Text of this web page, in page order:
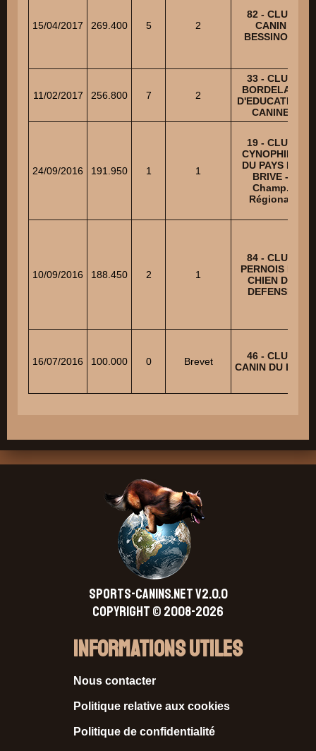
15/04/2017 269.400 5 2
82 - CLUB
CANIN
BESSINOIS
11/02/2017 256.800 7 2
33 - CLUB
BORDELAIS
D'EDUCATION
CANINE
24/09/2016 191.950 1 1
19 - CLUB
CYNOPHILE
DU PAYS DE
BRIVE -
Champ.
Régional
10/09/2016 188.450 2 1
84 - CLUB
PERNOIS DU
CHIEN DE
DEFENSE
16/07/2016 100.000 0 Brevet
46 - CLUB
CANIN DU LOT
SPORTS-CANINS.NET V2.0.0
Copyright © 2008-2026
Informations Utiles
Nous contacter
Politique relative aux cookies
Politique de confidentialité